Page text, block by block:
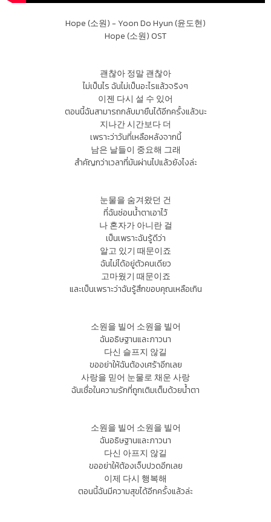
Hope (소원) - Yoon Do Hyun (윤도현)
Hope (소원) OST
괜찮아 정말 괜찮아
ไม่เป็นไร ฉันไม่เป็นอะไรแล้วจริงๆ
이젠 다시 설 수 있어
ตอนนี้ฉันสามารถกลับมายืนได้อีกครั้งแล้วนะ
지나간 시간보다 더
เพราะว่าวันที่เหลือหลังจากนี้
남은 날들이 중요해 그래
สำคัญกว่าเวลาที่มันผ่านไปแล้วยังไงล่ะ
눈물을 숨겨왔던 건
ที่ฉันซ่อนน้ำตาเอาไว้
나 혼자가 아니란 걸
เป็นเพราะฉันรู้ดีว่า
알고 있기 때문이죠
ฉันไม่ได้อยู่ตัวคนเดียว
고마웠기 때문이죠
และเป็นเพราะว่าฉันรู้สึกขอบคุณเหลือเกิน
소원을 빌어 소원을 빌어
ฉันอธิษฐานและภาวนา
다신 슬프지 않길
ขออย่าให้ฉันต้องเศร้าอีกเลย
사랑을 믿어 눈물로 채운 사랑
ฉันเชื่อในความรักที่ถูกเติมเต็มด้วยน้ำตา
소원을 빌어 소원을 빌어
ฉันอธิษฐานและภาวนา
다신 아프지 않길
ขออย่าให้ต้องเจ็บปวดอีกเลย
이제 다시 행복해
ตอนนี้ฉันมีความสุขได้อีกครั้งแล้วล่ะ